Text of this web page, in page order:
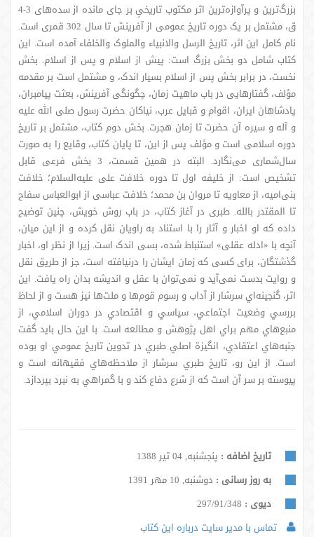
بزرگ‌ترین و پرآوازه‌ترین اثر مکتوب تاریخیِ بر جای مانده از سده‌های 3-4
ق، مشتمل بر یک دوره تاریخ عمومی‌‌ از آفرینش تا سال 302 قمری است.
نام کامل این اثر، تاریخ الرسل والانبیاء والملوک والخلفاء آمده است. این
کتاب شامل دو بخش بزرگ است: پیش از اسلام و پس از اسلام. بخش
نخست، در برابر بخش پس از اسلام بسیار اندک، و مشتمل است بر مقدمه
مؤلف، گفتارهایی در باب ماهیت زمان، چگونگی آفرینش، بعثت پیامبران،
پادشاهان ایران، اقوام و قبایل عرب، نیاکان حضرت رسول صلی الله علیه
و آله و سیره آن حضرت تا زمان هجرت. بخش دوم کتاب، مشتمل بر تاریخ
دوره اسلامی است و مؤلف پس از این، تا پایان کتاب، وقایع را به صورت
سال‌شماری می‌نگارد. البته در همین قسمت، 3 بخش فرعی قابل
تشخیص است: از خلیفه اول تا دوره خلافت علی علیه‌السلام؛ خلافت
بنی‌امیه، از معاویه تا مروان بن محمد؛ خلافت عباسی از ابوالعباس سفاح
تا المقتدر بالله. طبری در آغاز کتاب، در باب روش خویش، چنین توضیح
داده که او اخبار و آثار را با استناد به راویان نقل کرده و از این میان،
آنچه با «ادله عقلی» استنباط شده، بسی اندک است. زیرا از نظر او، اخبار
گذشتگان، برای کسی که زمان ایشان را درنیافته است، جز از طریق نقل
و روایت بدست نمی‌آید و نمی‌توان با عقل و اندیشه بدان راه یافت. این
اثر، گنجينه‌اي سرشار از آداب و رسوم قوم‌ها و ملت‌ها نيز هست و از لحاظ
بررسي وضعيت اجتماعي، سياسي و اقتصادي در دوران اسلامي، از
منبع‌هاي مهم براي اهل پژوهش و مطالعه است. با اين حال بايد گفت
جنبه‌هاي اعتقادي، انگيزة اصلي طبري در تدوين تاريخ عمومي او بوده
است. از این رو، تاريخ طبري سرشار از ملاحظه‌هاي فقيهانه است و
پيوسته بر سر آن است كه از شرع دفاع كند و با گمراهي به نبرد بپردازد.
تاریخ اضافه : پنجشنبه, 04 تیر 1388
به روز رسانی : دوشنبه, 10 مهر 1391
دیوی : 297/91/348
تماس با مدیر سایت درباره این کتاب